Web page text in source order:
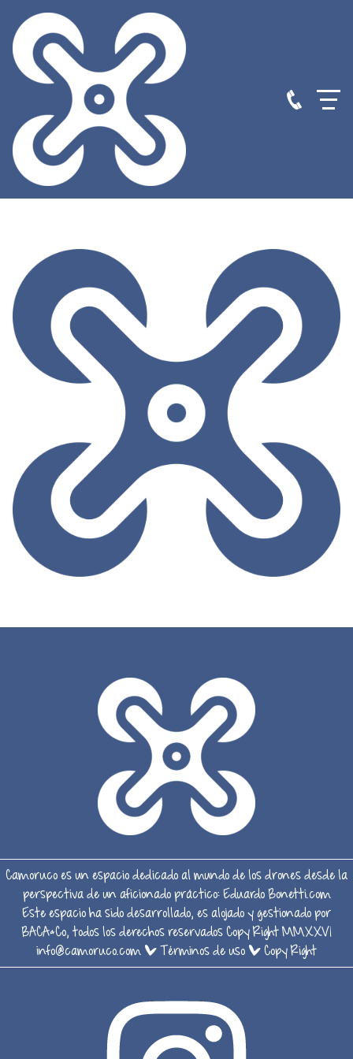
Camoruco es un espacio dedicado al mundo de los drones desde la
perspectiva de un aficionado práctico:Eduardo Bonetti.com
Este espacio ha sido desarrollado, es alojado y gestionado por
BACA&Co, todos los derechos reservados Copy Right MMXXVI
info@camoruco.com |Términos de uso |Copy Right